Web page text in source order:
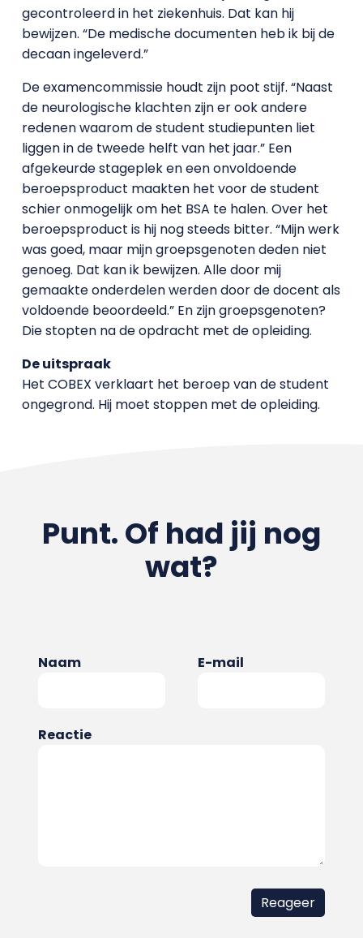
gecontroleerd in het ziekenhuis. Dat kan hij
bewijzen. “De medische documenten heb ik bij de
decaan ingeleverd.”
De examencommissie houdt zijn poot stijf. “Naast
de neurologische klachten zijn er ook andere
redenen waarom de student studiepunten liet
liggen in de tweede helft van het jaar.” Een
afgekeurde stageplek en een onvoldoende
beroepsproduct maakten het voor de student
schier onmogelijk om het BSA te halen. Over het
beroepsproduct is hij nog steeds bitter. “Mijn werk
was goed, maar mijn groepsgenoten deden niet
genoeg. Dat kan ik bewijzen. Alle door mij
gemaakte onderdelen werden door de docent als
voldoende beoordeeld.” En zijn groepsgenoten?
Die stopten na de opdracht met de opleiding.
De uitspraak
Het COBEX verklaart het beroep van de student
ongegrond. Hij moet stoppen met de opleiding.
Punt. Of had jij nog
wat?
Naam E-mail
Reactie